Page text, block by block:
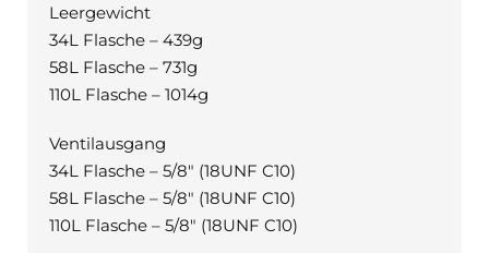
Leergewicht
34L Flasche – 439g
58L Flasche – 731g
110L Flasche – 1014g
Ventilausgang
34L Flasche – 5/8″ (18UNF C10)
58L Flasche – 5/8″ (18UNF C10)
110L Flasche – 5/8″ (18UNF C10)